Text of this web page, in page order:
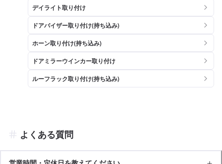
デイライト取り付け
ドアバイザー取り付け(持ち込み)
ホーン取り付け(持ち込み)
ドアミラーウインカー取り付け
ルーフラック取り付け(持ち込み)
よくある質問